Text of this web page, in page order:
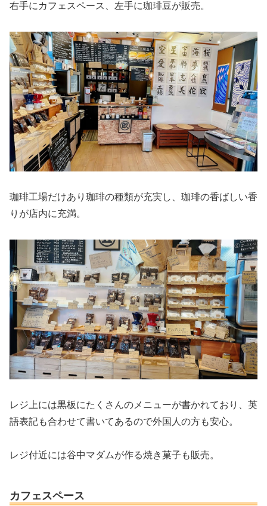
右手にカフェスペース、左手に珈琲豆が販売。
珈琲工場だけあり珈琲の種類が充実し、珈琲の香ばしい香
りが店内に充満。
レジ上には黒板にたくさんのメニューが書かれており、英
語表記も合わせて書いてあるので外国人の方も安心。
レジ付近には谷中マダムが作る焼き菓子も販売。
カフェスペース